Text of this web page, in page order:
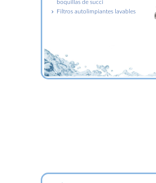
boquillas de succi
Filtros autolimpiantes lavables